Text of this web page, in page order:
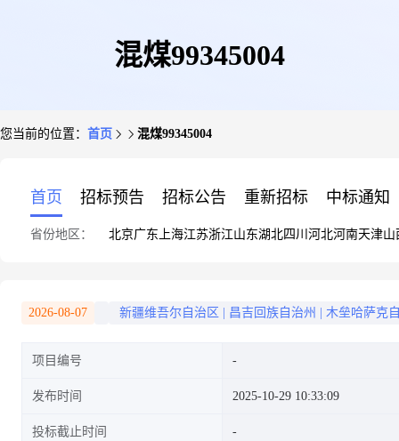
混煤99345004
您当前的位置： 首页 混煤99345004
首页 招标预告 招标公告 重新招标 中标通知
省份地区： 北京广东 上海江苏浙江山东湖北四川 河北河南天津山
2026-08-07 新疆维吾尔自治区 昌吉回族自治州 木垒哈萨克
项目编号
发布时间 2025-10-29 10:33:09
投标截止时间